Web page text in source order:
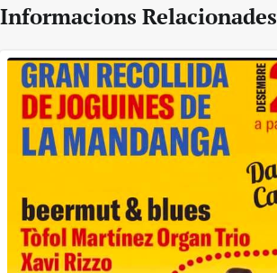
Informacions Relacionades